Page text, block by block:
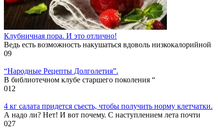
Клубничная пора. И это отлично!
Ведь есть возможность накушаться вдоволь низкокалорийной
09
“Народные Рецепты Долголетия”.
В библиотечном клубе старшего поколения “
012
4 кг салата придется съесть, чтобы получить норму клетчатки.
А надо ли? Нет! И вот почему. С наступлением лета почти
027